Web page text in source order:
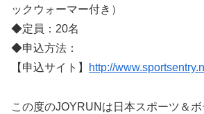
ックウォーマー付き）
◆定員：20名
◆申込方法：
【申込サイト】
http://
この度のJOYRUNは日本スポーツ＆